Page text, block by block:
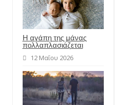
Η αγάπη της μάνας
πολλαπλασιάζεται
12 Μαΐου 2026